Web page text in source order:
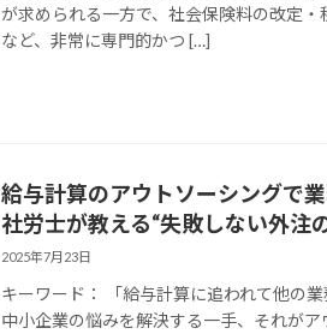
が求められる一方で、社会保険料の改定
など、非常に専門的かつ […]
給与計算のアウトソーシングで
社労士が教える“失敗しない外注
2025年7月23日
キーワード： 「給与計算に追われて他の
中小企業の悩みを解決する一手、それが